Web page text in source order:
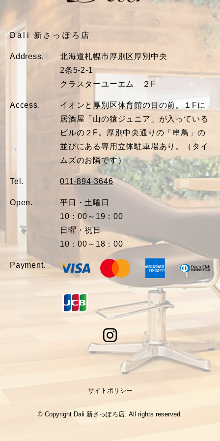
Dali 新さっぽろ店
Address.
北海道札幌市厚別区厚別中央
2条5-2-1
クラスターユーエム ２F
Access.
イオンと厚別区体育館の目の前。１Fに
居酒屋「山の猿ジュニア」が入っている
ビルの２F。厚別中央通りの「串鳥」の
並びにある専用立体駐車場あり。（タイ
ムズのお隣です）
Tel. 011-894-3646
Open.
平日・土曜日
10：00～19：00
日曜・祝日
10：00～18：00
Payment.
サイトポリシー
© Copyright Dali 新さっぽろ店. All rights reserved.